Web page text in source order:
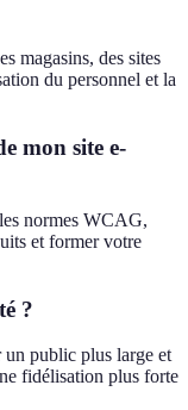
magasins, des sites
du personnel et la
mon site e-
normes WCAG,
et former votre
?
un public plus large et
fidélisation plus forte